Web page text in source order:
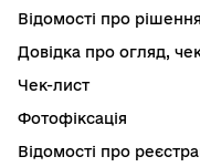
Відомості про
Довідка про огляд,
Чек-лист
Фотофіксація
Відомості про